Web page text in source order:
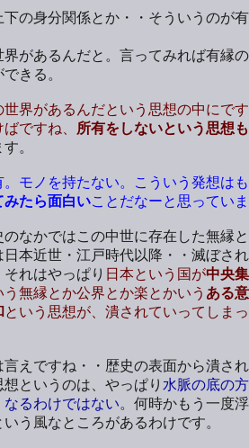
の身分関係とか・・そういうのが
があるんだと。言ってみれば有縁
きる。
世界があるんだという思想の中にで
ですね、
所有をしないという思想
。
。モノを持たない。こういう発想は
みたら面白いことだなーと思ってい
なかではこの中世に存在した無縁
本近世・江戸時代以降・・滅ぼさ
れはやっぱり 日本という国が中央
無縁とか公界とか楽とかいう ある
という思想が、潰されていってしま
えですね・・歴史の表面から潰さ
というのは、やっぱり 水脈の底の
るわけではない。何時かもう一度
う風なところがあるわけです。